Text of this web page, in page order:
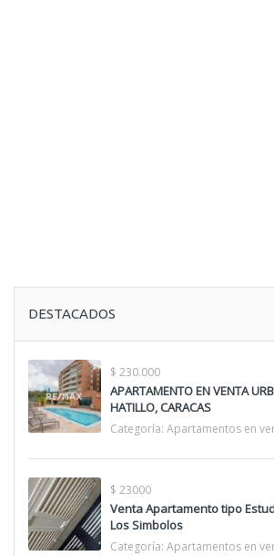
DESTACADOS
$ 230.000
APARTAMENTO EN VENTA
HATILLO, CARACAS
Categoría: Apartamentos en
$ 23000
Venta Apartamento tipo
Los Simbolos
Categoría: Apartamentos en